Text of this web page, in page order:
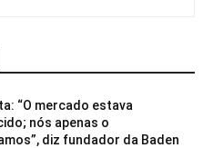
“O mercado estava
nós apenas o
diz fundador da Baden